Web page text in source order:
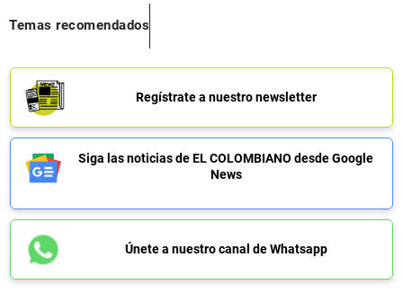
Temas recomendados
Regístrate a nuestro newsletter
Siga las noticias de EL COLOMBIANO desde Google
News
Únete a nuestro canal de Whatsapp